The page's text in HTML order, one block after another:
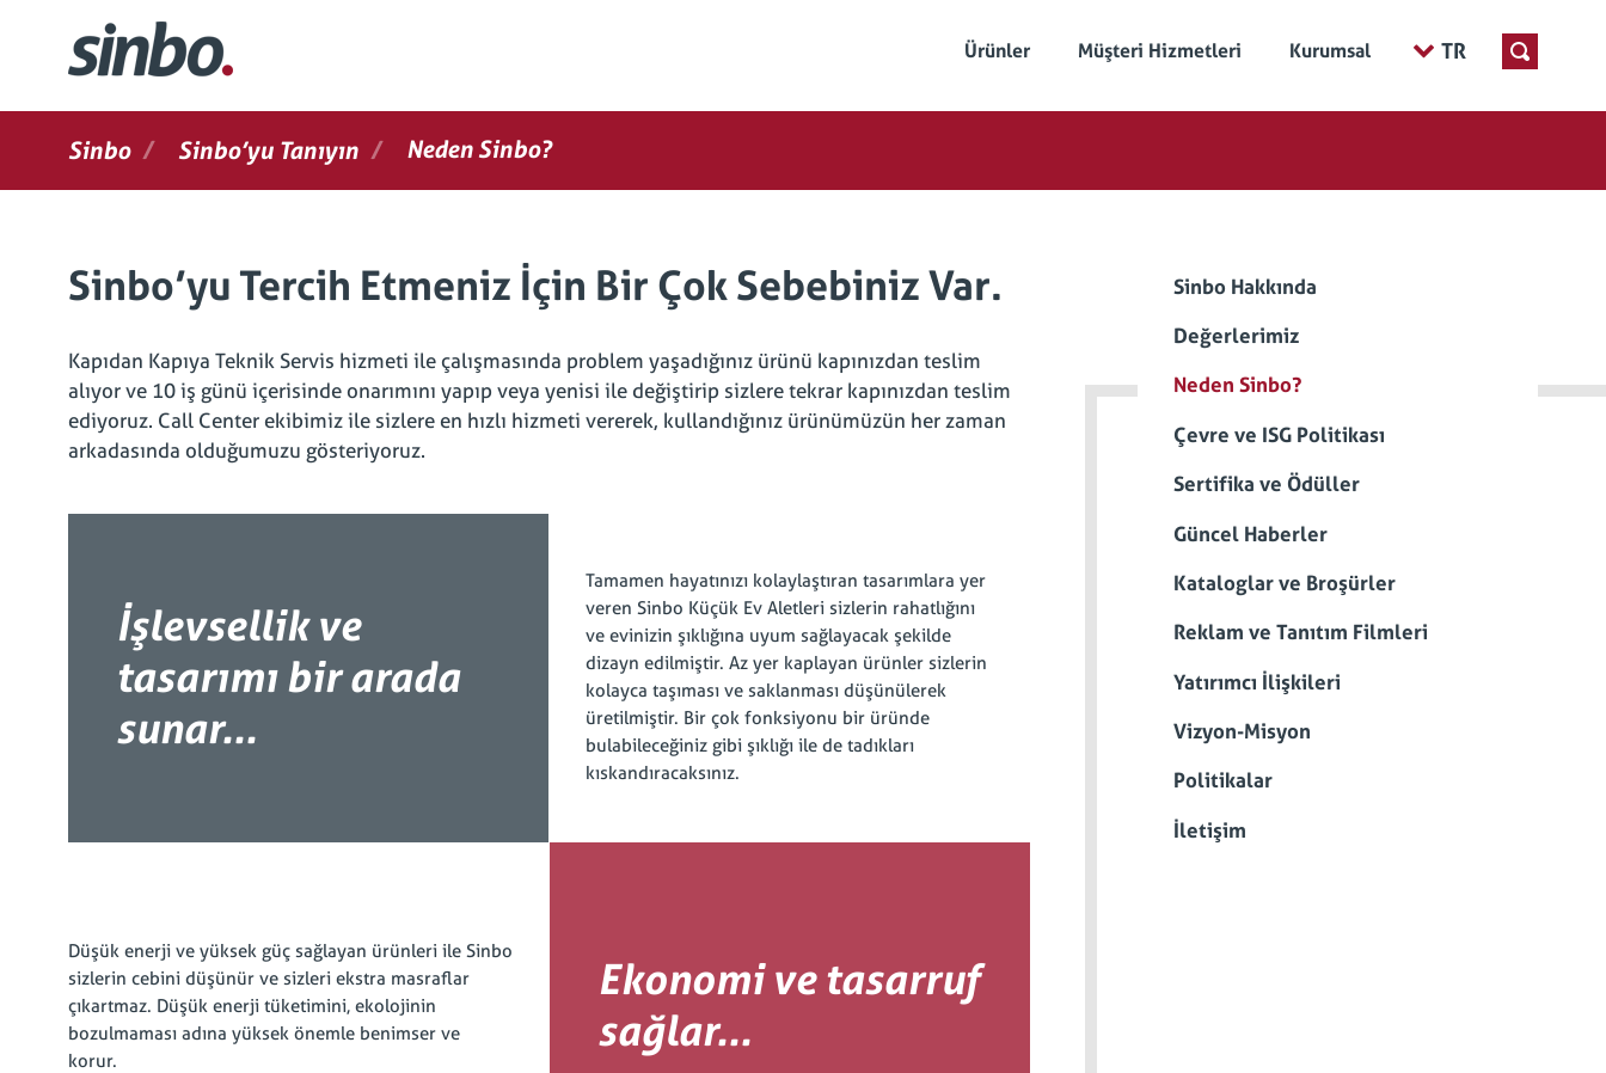
TR
Ürünler Müşteri Hizmetleri Kurumsal
Sinbo / Sinbo’yu Tanıyın / Neden Sinbo?
Sinbo’yu Tercih Etmeniz İçin Bir Çok Sebebiniz Var.
Kapıdan Kapıya Teknik Servis hizmeti ile çalışmasında problem yaşadığınız ürünü kapınızdan teslim
alıyor ve 10 iş günü içerisinde onarımını yapıp veya yenisi ile değiştirip sizlere tekrar kapınızdan teslim
ediyoruz. Call Center ekibimiz ile sizlere en hızlı hizmeti vererek, kullandığınız ürünümüzün her zaman
arkadasında olduğumuzu gösteriyoruz.
İşlevsellik ve
tasarımı bir arada
sunar...
Tamamen hayatınızı kolaylaştıran tasarımlara yer
veren Sinbo Küçük Ev Aletleri sizlerin rahatlığını
ve evinizin şıklığına uyum sağlayacak şekilde
dizayn edilmiştir. Az yer kaplayan ürünler sizlerin
kolayca taşıması ve saklanması düşünülerek
üretilmiştir. Bir çok fonksiyonu bir üründe
bulabileceğiniz gibi şıklığı ile de tadıkları
kıskandıracaksınız.
Düşük enerji ve yüksek güç sağlayan ürünleri ile Sinbo
sizlerin cebini düşünür ve sizleri ekstra masraflar
çıkartmaz. Düşük enerji tüketimini, ekolojinin
bozulmaması adına yüksek önemle benimser ve
korur.
Ekonomi ve tasarruf
sağlar...
Sinbo Hakkında
Değerlerimiz
Neden Sinbo?
Çevre ve ISG Politikası
Sertifika ve Ödüller
Güncel Haberler
Kataloglar ve Broşürler
Reklam ve Tanıtım Filmleri
Yatırımcı İlişkileri
Vizyon-Misyon
Politikalar
İletişim